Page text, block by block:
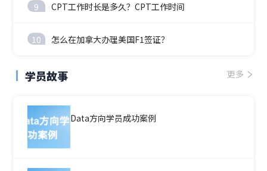
9 CPT工作时长是多久？CPT工作时间
10 怎么在加拿大办理美国F1签证？
学员故事 更多
Data方向学员成功案例